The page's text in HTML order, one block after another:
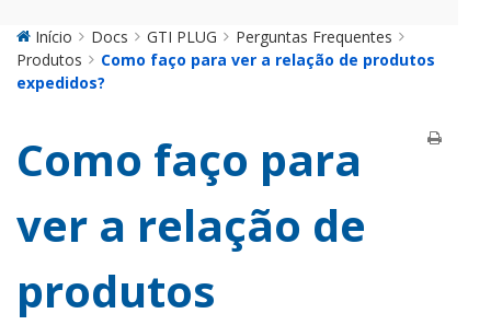
Início Docs GTI PLUG
Perguntas Frequentes
Produtos
Como faço para ver a relação de produtos
expedidos?
Como faço para
ver a relação de
produtos